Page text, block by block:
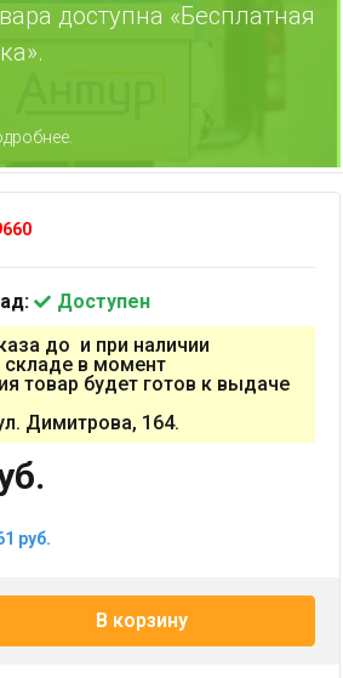
доступна «Бесплатная
Доступен
до и при наличии
в момент
товар будет готов к выдаче
Димитрова, 164.
руб.
В корзину